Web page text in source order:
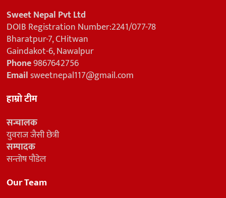
Sweet Nepal Pvt Ltd
DOIB Registration Number:2241/077-78
Bharatpur-7, CHitwan
Gaindakot-6, Nawalpur
Phone9867642756
Emailsweetnepal117@gmail.com
हाम्रो टीम
सन्चालक
युवराज जैसी छेत्री
सम्पादक
सन्तोष पौडेल
Our Team